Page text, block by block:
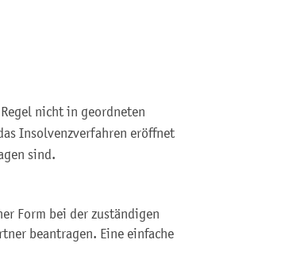
nicht in geordneten
Insolvenzverfahren eröffnet
sind.
Form bei der zuständigen
beantragen. Eine einfache